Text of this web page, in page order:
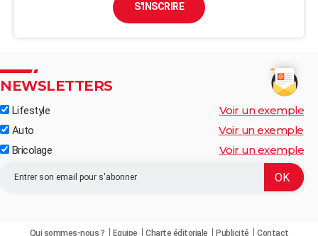
S'INSCRIRE
NEWSLETTERS
Lifestyle Voir un exemple
Auto Voir un exemple
Bricolage Voir un exemple
Qui sommes-nous ? Equipe Charte éditoriale Publicité Contact